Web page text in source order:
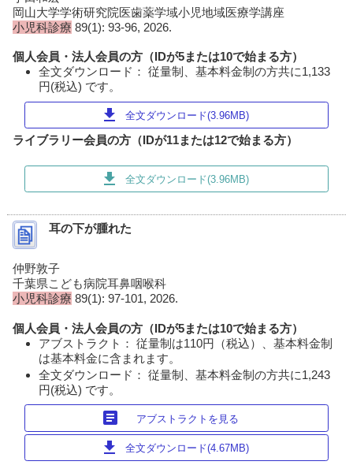
岡山大学学術研究院医歯薬学域小児地域医療学講座
小児科診療 89(1): 93-96, 2026.
個人会員・法人会員の方（IDが5または10で始まる方）
全文ダウンロード： 従量制、基本料金制の方共に1,133
円(税込) です。
download 全文ダウンロード(3.96MB)
ライブラリー会員の方（IDが11または12で始まる方）
download 全文ダウンロード(3.96MB)
耳の下が腫れた
仲野敦子
千葉県こども病院耳鼻咽喉科
小児科診療 89(1): 97-101, 2026.
個人会員・法人会員の方（IDが5または10で始まる方）
アブストラクト： 従量制は110円（税込）、基本料金制
は基本料金に含まれます。
全文ダウンロード： 従量制、基本料金制の方共に1,243
円(税込) です。
article アブストラクトを見る
download 全文ダウンロード(4.67MB)